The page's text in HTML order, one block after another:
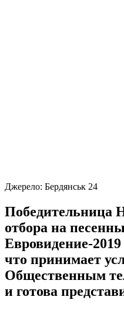
Джерело: Бердянськ 24
Победительница
отбора на
Евровидение-
что принимает
Общественным
и готова